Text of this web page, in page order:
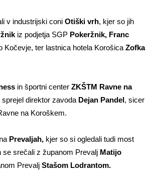
v industrijski coni Otiški vrh, kjer so jih
iz podjetja SGP Pokeržnik, Franc
Kočevje, ter lastnica hotela Korošica Zofka
in športni center ZKŠTM Ravne na
sprejel direktor zavoda Dejan Pandel, sicer
na Koroškem.
Prevaljah, kjer so si ogledali tudi most
se srečali z županom Prevalj Matijo
Prevalj Stašom Lodrantom.